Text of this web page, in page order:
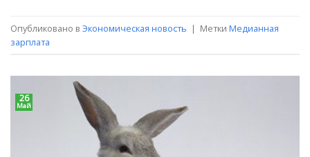
Опубликовано в Экономическая новость | Метки Медианная
зарплата
26
Май